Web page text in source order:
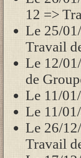
12 =>
Le 25/
Travail
Le 12/
de
Le 11/
Le 11/
Le 26/
Travail